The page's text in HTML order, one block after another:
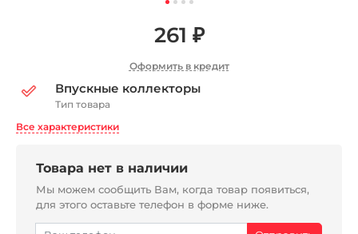
261 ₽
Оформить в кредит
Впускные коллекторы
Тип товара
Все характеристики
Товара нет в наличии
Мы можем сообщить Вам, когда товар появиться,
для этого оставьте телефон в форме ниже.